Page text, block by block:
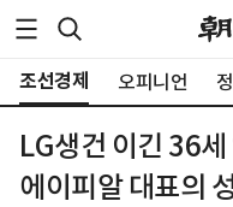
조선경제 오피니언
LG생건 이긴 36
에이피알 대표의